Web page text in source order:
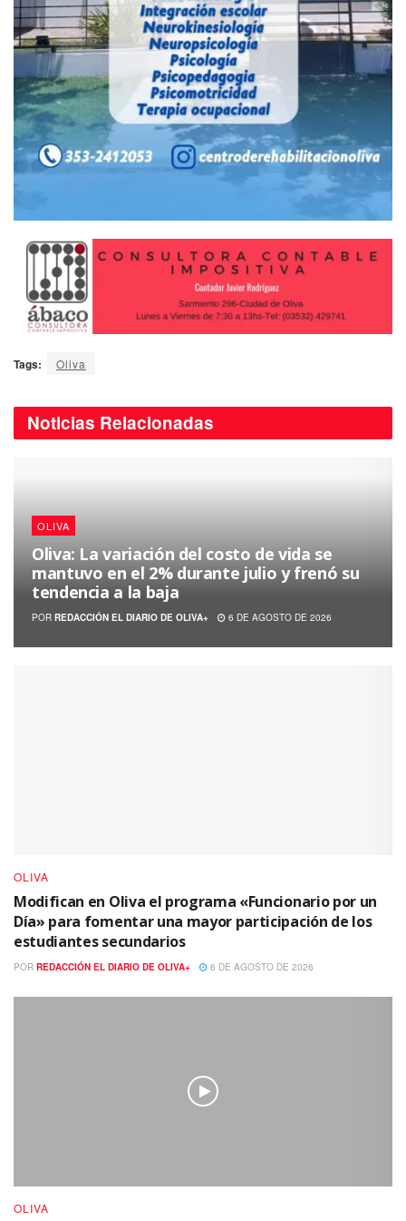
Tags: Oliva
Noticias Relacionadas
OLIVA
Oliva: La variación del costo de vida se
mantuvo en el 2% durante julio y frenó su
tendencia a la baja
POR REDACCIÓN EL DIARIO DE OLIVA+ 6 DE AGOSTO DE 2026
OLIVA
Modifican en Oliva el programa «Funcionario por un
Día» para fomentar una mayor participación de los
estudiantes secundarios
POR REDACCIÓN EL DIARIO DE OLIVA+ 6 DE AGOSTO DE 2026
OLIVA